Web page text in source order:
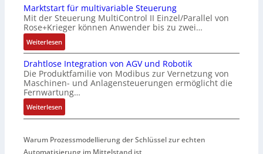
n
s
o
r
-
n
t
e
g
r
t
C
6
2
4
4
3
-
Z
e
r
t
f
Marktstart für multivariable Steuerung
Mit der Steuerung MultiControl II Einzel/Parallel von
Rose+Krieger können Anwender bis zu zwei…
Weiterlesen:
M
a
r
k
t
s
t
r
Drahtlose Integration von AGV und Robotik
Die Produktfamilie von Modibus zur Vernetzung von
Maschinen- und Anlagensteuerungen ermöglicht die
Fernwartung…
Weiterlesen:
D
a
h
Warum Prozessmodellierung der Schlüssel zur echten
Automatisierung im Mittelstand ist